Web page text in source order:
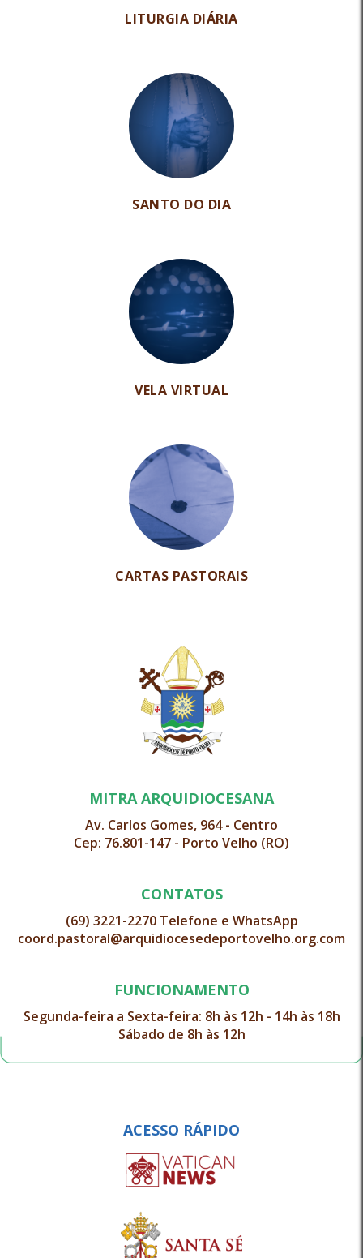
LITURGIA DIÁRIA
SANTO DO DIA
VELA VIRTUAL
CARTAS PASTORAIS
MITRA ARQUIDIOCESANA
Av. Carlos Gomes, 964 - Centro
Cep: 76.801-147 - Porto Velho (RO)
CONTATOS
(69) 3221-2270 Telefone e WhatsApp
coord.pastoral@arquidiocesedeportovelho.org.com
FUNCIONAMENTO
Segunda-feira a Sexta-feira: 8h às 12h - 14h às 18h
Sábado de 8h às 12h
ACESSO RÁPIDO